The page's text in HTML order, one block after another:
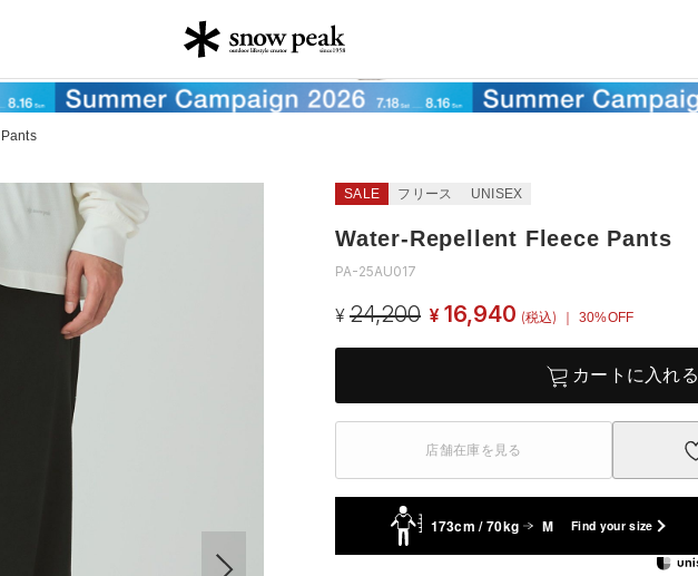
SALE フリース UNISEX
Water-Repellent Fleece Pants
PA-25AU017
¥ 24,200 ¥ 16,940 (税込) ｜ 30%OFF
カートに入れる
店舗在庫を見る
173cm / 70kg M Find your size